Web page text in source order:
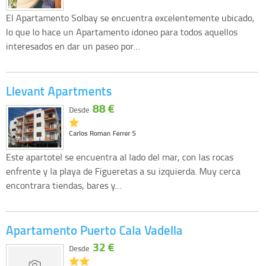
El Apartamento Solbay se encuentra excelentemente ubicado,
lo que lo hace un Apartamento idoneo para todos aquellos
interesados en dar un paseo por…
Llevant Apartments
Carlos Roman Ferrer 5
Desde 88 €
Este apartotel se encuentra al lado del mar, con las rocas
enfrente y la playa de Figueretas a su izquierda. Muy cerca
encontrara tiendas, bares y…
Apartamento Puerto Cala Vadella
Desde 32 €